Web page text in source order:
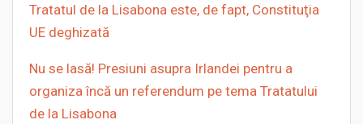
Tratatul de la Lisabona este, de fapt, Constituţia
UE deghizată
Nu se lasă! Presiuni asupra Irlandei pentru a
organiza încă un referendum pe tema Tratatului
de la Lisabona